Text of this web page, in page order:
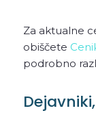
Za aktualne
obiščete
podrobno